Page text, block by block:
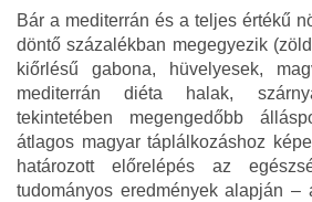
Bár a mediterrán és a teljes értékű
döntő százalékban megegyezik
kiőrlésű gabona, hüvelyesek,
mediterrán diéta halak,
tekintetében megengedőbb
átlagos magyar táplálkozáshoz
határozott előrelépés az
tudományos eredmények alapján –